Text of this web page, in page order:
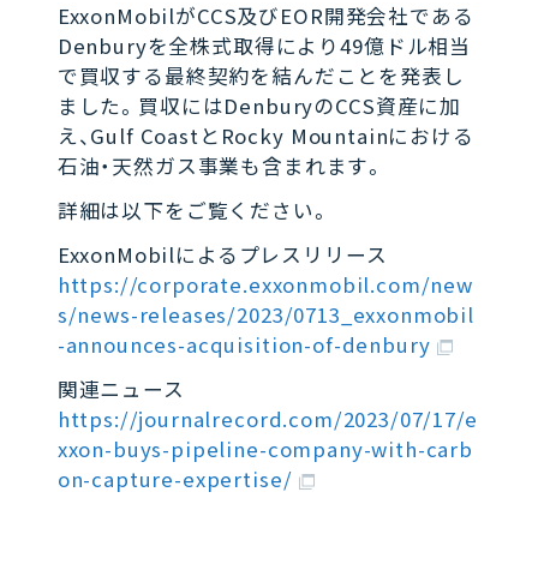
ExxonMobilがCCS及びEOR開発会社である
Denburyを全株式取得により49億ドル相当
で買収する最終契約を結んだことを発表し
ました。買収にはDenburyのCCS資産に加
え、Gulf CoastとRocky Mountainにおける
石油・天然ガス事業も含まれます。
詳細は以下をご覧ください。
ExxonMobilによるプレスリリース
https://corporate.exxonmobil.com/new
s/news-releases/2023/0713_exxonmobil
-announces-acquisition-of-denbury
関連ニュース
https://journalrecord.com/2023/07/17/e
xxon-buys-pipeline-company-with-carb
on-capture-expertise/